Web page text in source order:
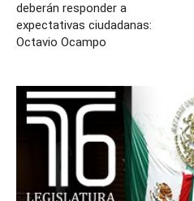
deberán responder a
expectativas ciudadanas:
Octavio Ocampo